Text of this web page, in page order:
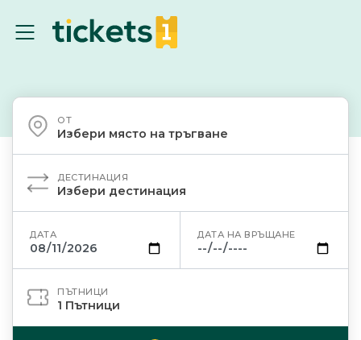
ОТ
Избери място на тръгване
ДЕСТИНАЦИЯ
Избери дестинация
ДАТА ДАТА НА ВРЪЩАНЕ
ПЪТНИЦИ
1 Пътници